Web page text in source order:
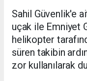
Sahil Güvenlik'e
uçak ile Emniyet
helikopter
süren takibin
zor kullanılarak